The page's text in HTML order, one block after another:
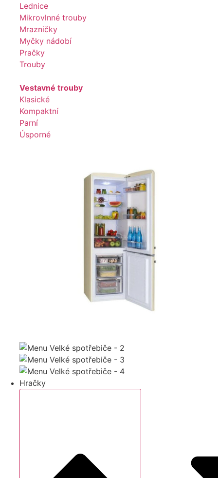
Lednice
Mikrovlnné trouby
Mrazničky
Myčky nádobí
Pračky
Trouby
Vestavné trouby
Klasické
Kompaktní
Parní
Úsporné
Hračky